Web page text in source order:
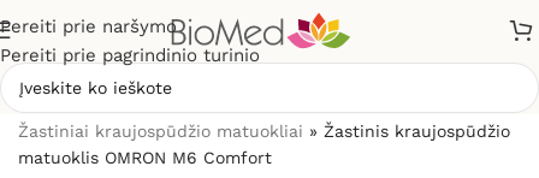
Pereiti prie naršymo
Pereiti prie pagrindinio turinio
Žastiniai kraujospūdžio matuokliai » Žastinis kraujospūdžio
matuoklis OMRON M6 Comfort